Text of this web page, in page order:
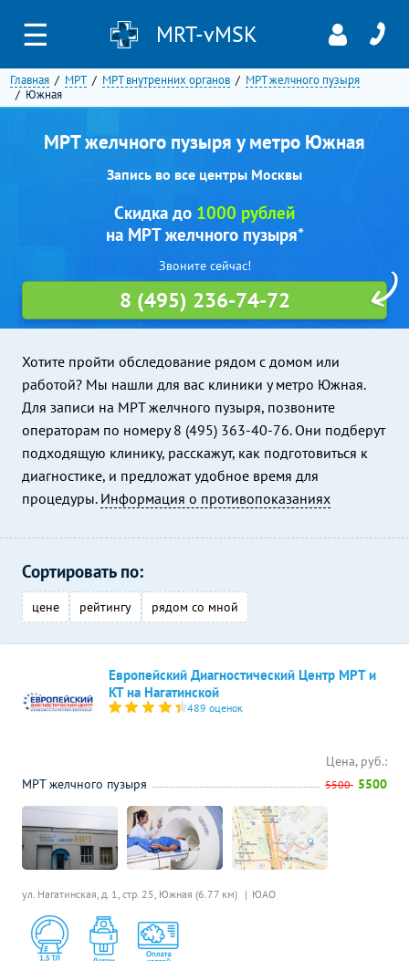
☰ MRT-vMSK
Главная МРТ МРТ внутренних органов
МРТ желчного пузыря
Южная
МРТ желчного пузыря у метро Южная
Запись во все центры Москвы
Хотите пройти обследование рядом с домом или
работой? Мы нашли для вас клиники у метро Южная.
Для записи на МРТ желчного пузыря, позвоните
операторам по номеру 8 (495) 363-40-76. Они подберут
подходящую клинику, расскажут, как подготовиться к
диагностике, и предложат удобное время для
процедуры. Информация о противопоказаниях
Скидка до 1000 рублей
на МРТ желчного пузыря*
Звоните сейчас!
8 (495) 236-74-72
Сортировать по:
цене рейтингу рядом со мной
Европейский Диагностический Центр МРТ и
КТ на Нагатинской
489 оценок
ул. Нагатинская, д. 1, стр. 25, Южная (6.77 км) ЮАО
Цена, руб.:
МРТ желчного пузыря
5500 5500